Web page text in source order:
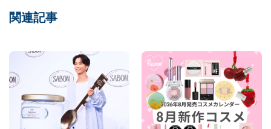
関連記事